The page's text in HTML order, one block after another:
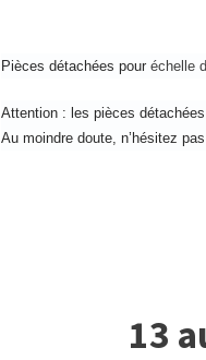
Pièces détachées pour échelle
Attention : les pièces
Au moindre doute, n’hésitez
13